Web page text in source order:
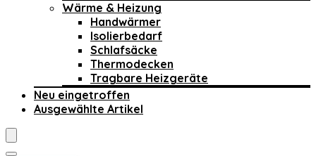
Wärme & Heizung
Handwärmer
Isolierbedarf
Schlafsäcke
Thermodecken
Tragbare Heizgeräte
Neu eingetroffen
Ausgewählte Artikel